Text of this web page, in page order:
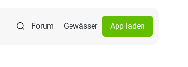
Forum Gewässer App laden